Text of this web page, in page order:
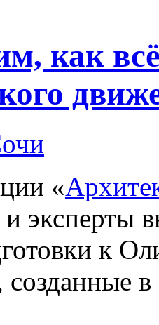
как
«
эксперты
к
в